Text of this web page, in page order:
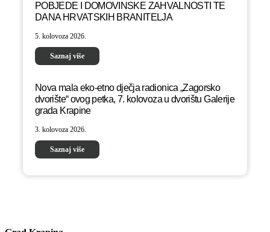
POBJEDE I DOMOVINSKE ZAHVALNOSTI TE
DANA HRVATSKIH BRANITELJA
5. kolovoza 2026.
Saznaj više
Nova mala eko-etno dječja radionica „Zagorsko
dvorište“ ovog petka, 7. kolovoza u dvorištu Galerije
grada Krapine
3. kolovoza 2026.
Saznaj više